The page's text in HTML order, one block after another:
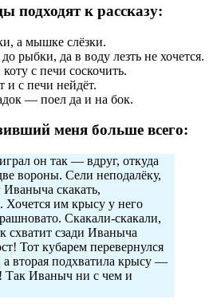
подходят к рассказу:
а мышке слёзки.
рыбки, да в воду лезть не хочется.
с печи соскочить.
и с печи нейдёт.
— поел да и на бок.
меня больше всего:
он так — вдруг, откуда
вороны. Сели неподалёку,
Иваныча скакать,
Хочется им крысу у него
Скакали-скакали,
схватит сзади Иваныча
Тот кубарем перевернулся
а вторая подхватила крысу —
Так Иваныч ни с чем и